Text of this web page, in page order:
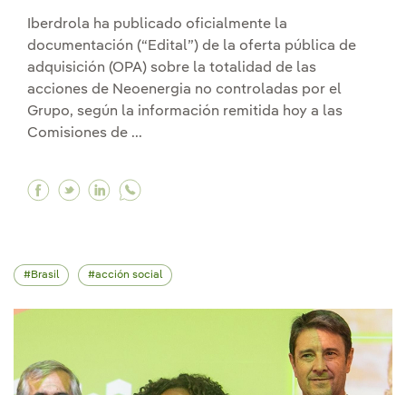
Iberdrola ha publicado oficialmente la
documentación (“Edital”) de la oferta pública de
adquisición (OPA) sobre la totalidad de las
acciones de Neoenergia no controladas por el
Grupo, según la información remitida hoy a las
Comisiones de ...
Facebook Iberdrola registra la oferta para
Twitter Iberdrola registra la oferta para
Linkedin Iberdrola registra la oferta
Brasil acción social